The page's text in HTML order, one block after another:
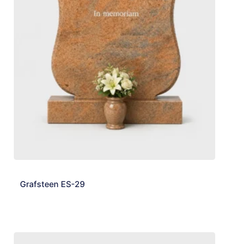
Grafsteen ES-29